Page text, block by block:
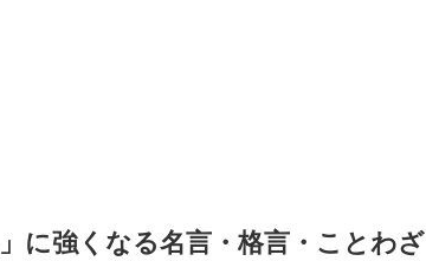
に強くなる名言・格言・ことわざ